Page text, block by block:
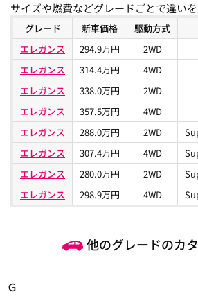
サイズや燃費などグレードごとで違い
グレード 新車価格 駆動方式
エレガンス
294.9万円 2WD
エレガンス
314.4万円 4WD
エレガンス
338.0万円 2WD
エレガンス
357.5万円 4WD
エレガンス
288.0万円 2WD
エレガンス
307.4万円 4WD
エレガンス
280.0万円 2WD
エレガンス
298.9万円 4WD
他のグレードのカ
Ｇ